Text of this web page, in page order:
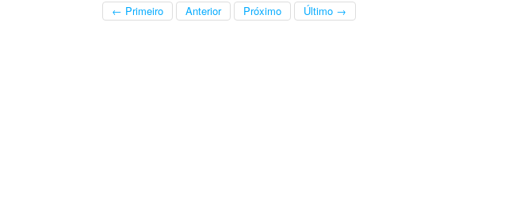
← Primeiro Anterior Próximo Último →